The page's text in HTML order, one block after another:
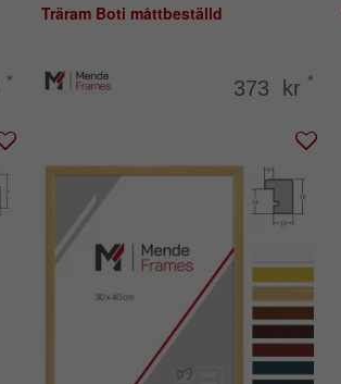
*
Träram Boti måttbeställd
373 kr *